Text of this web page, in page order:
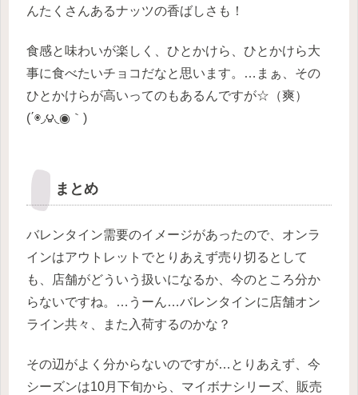
んたくさんあるナッツの香ばしさも！
食感と味わいが楽しく、ひとかけら、ひとかけら大
事に食べたいチョコだなと思います。…まぁ、その
ひとかけらが高いってのもあるんですが☆（爽）
(΄◉◞౪◟◉｀)
まとめ
バレンタイン需要のイメージがあったので、オンラ
インはアウトレットでとりあえず売り切るとして
も、店舗がどういう扱いになるか、今のところ分か
らないですね。…うーん…バレンタインに店舗オン
ライン共々、また入荷するのかな？
その辺がよく分からないのですが…とりあえず、今
シーズンは10月下旬から、マイボナシリーズ、販売